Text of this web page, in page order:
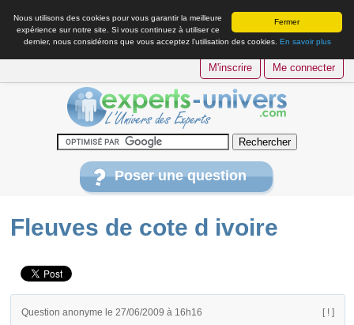
Fermer
Nous utilisons des cookies pour vous garantir la meilleure
expérience sur notre site. Si vous continuez à utiliser ce
dernier, nous considérons que vous acceptez l’utilisation des cookies. En savoir plus
M'inscrire Me connecter
Poser une question
Fleuves de cote d ivoire
Question anonyme le 27/06/2009 à 16h16 [ ! ]